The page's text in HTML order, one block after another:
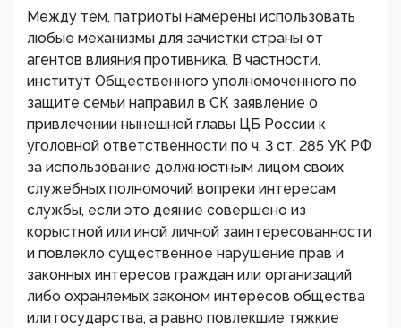
Между тем, патриоты намерены использовать
любые механизмы для зачистки страны от
агентов влияния противника. В частности,
институт Общественного уполномоченного по
защите семьи направил в СК заявление о
привлечении нынешней главы ЦБ России к
уголовной ответственности по ч. 3 ст. 285 УК РФ
за использование должностным лицом своих
служебных полномочий вопреки интересам
службы, если это деяние совершено из
корыстной или иной личной заинтересованности
и повлекло существенное нарушение прав и
законных интересов граждан или организаций
либо охраняемых законом интересов общества
или государства, а равно повлекшие тяжкие